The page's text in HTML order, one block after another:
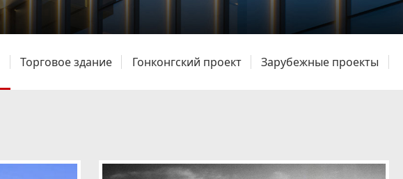
Торговое здание Гонконгский проект Зарубежные проекты